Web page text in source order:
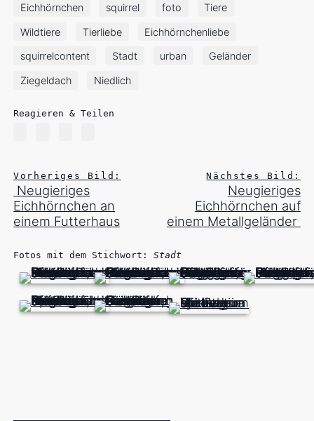
Eichhörnchen squirrel foto Tiere
Wildtiere Tierliebe Eichhörnchenliebe
squirrelcontent Stadt urban Geländer
Ziegeldach Niedlich
Reagieren & Teilen
Vorheriges Bild:
Neugieriges
Eichhörnchen an
einem Futterhaus
Nächstes Bild:
Neugieriges
Eichhörnchen auf
einem Metallgeländer
Fotos mit dem Stichwort:Stadt